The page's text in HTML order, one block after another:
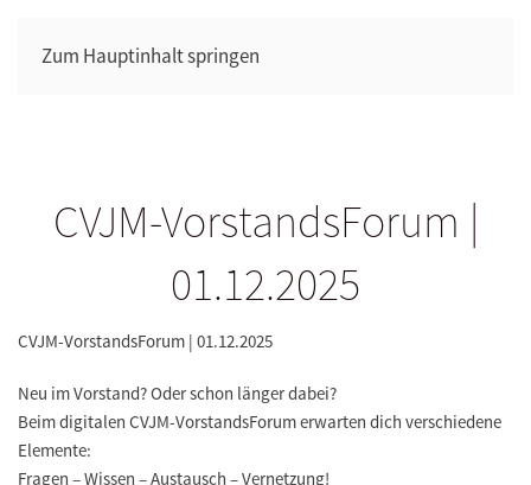
Zum Hauptinhalt springen
CVJM-VorstandsForum |
01.12.2025
CVJM-VorstandsForum | 01.12.2025
Neu im Vorstand? Oder schon länger dabei?
Beim digitalen CVJM-VorstandsForum erwarten dich verschiedene
Elemente:
Fragen – Wissen – Austausch – Vernetzung!